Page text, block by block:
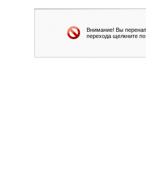
Внимание! Вы
перехода щелкните